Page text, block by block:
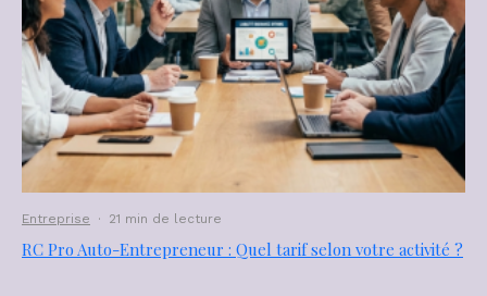
Entreprise · 21 min de lecture
RC Pro Auto-Entrepreneur : Quel tarif selon votre activité ?